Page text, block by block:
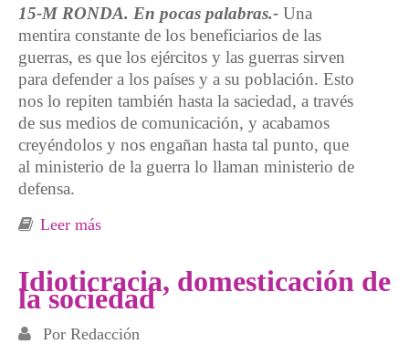
15-M RONDA. En pocas palabras.- Una
mentira constante de los beneficiarios de las
guerras, es que los ejércitos y las guerras sirven
para defender a los países y a su población. Esto
nos lo repiten también hasta la saciedad, a través
de sus medios de comunicación, y acabamos
creyéndolos y nos engañan hasta tal punto, que
al ministerio de la guerra lo llaman ministerio de
defensa.
Leer más
Idioticracia, domesticación de
la sociedad
Por Redacción